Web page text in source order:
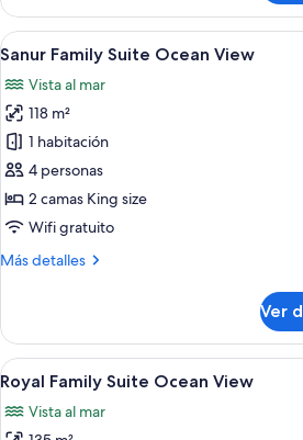
Suite
Ocean
View
Ver
todas
las
fotos
de
Sanur
Family
Suite
View
Una
6
Sanur Family Suite Ocean View
Vista al mar
118 m²
1 habitación
4 personas
2 camas King size
Wifi gratuito
Más detalles
Más
Family
Suite
Ocean
View
Ver
Ver
todas
las
6
Royal Family Suite Ocean View
Vista al mar